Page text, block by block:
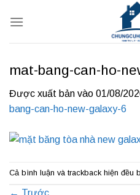
qua
mat-bang-can-ho-
Được xuất bản vào 01/08/
bang-can-ho-new-galaxy-6
Cả bình luận và trackback hiện đều
← Trước